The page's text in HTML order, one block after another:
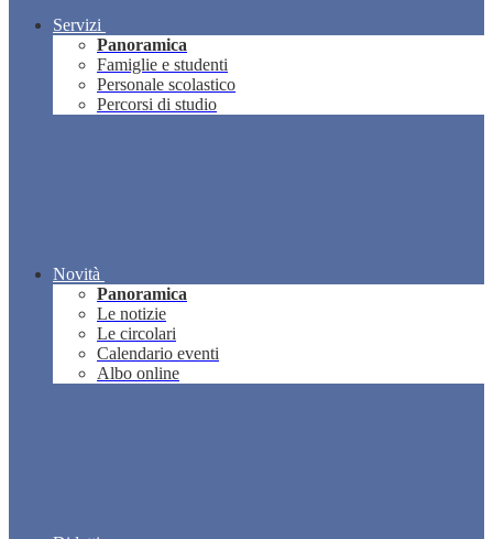
Servizi
Panoramica
Famiglie e studenti
Personale scolastico
Percorsi di studio
Novità
Panoramica
Le notizie
Le circolari
Calendario eventi
Albo online